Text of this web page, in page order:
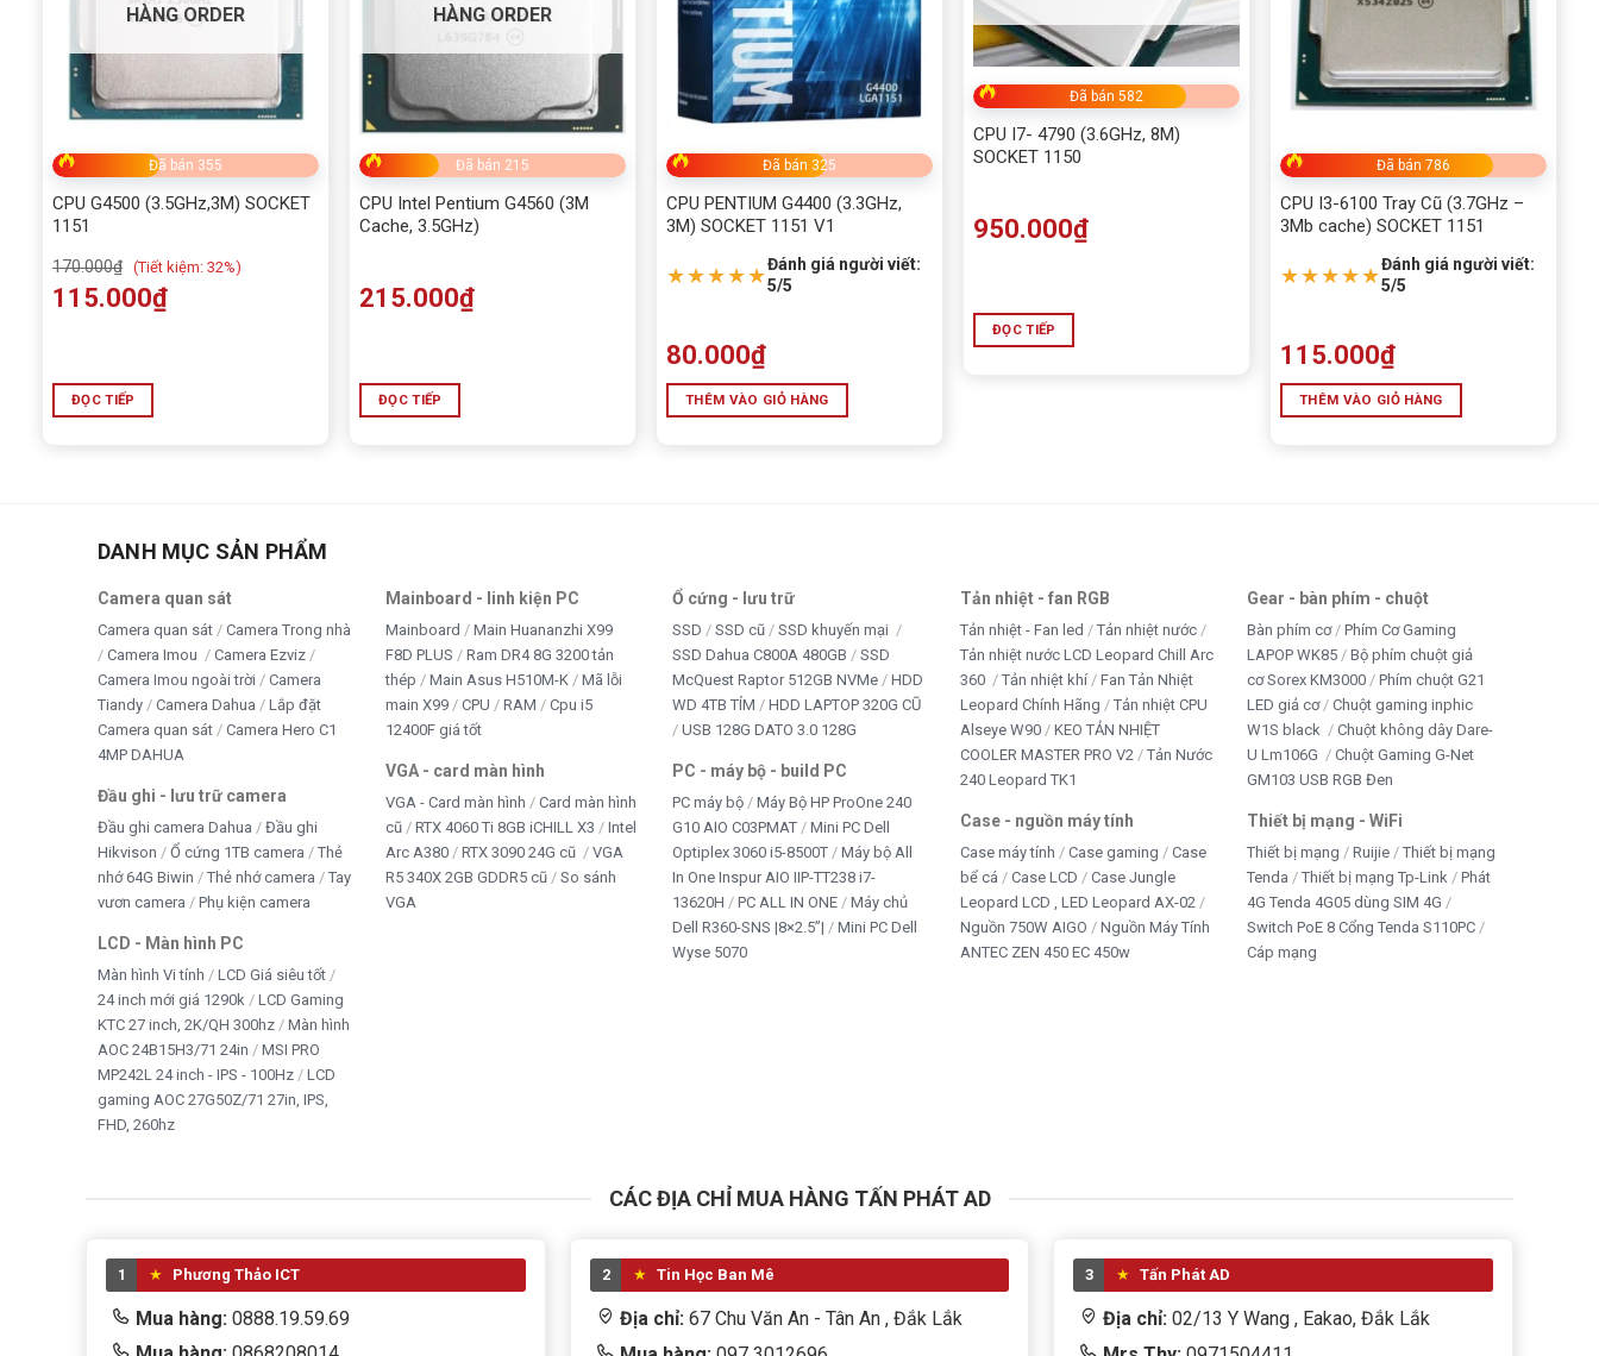
HÀNG ORDER
Đã bán 355
CPU G4500 (3.5GHz,3M) SOCKET
1151
170.000₫ (Tiết kiệm: 32%)
115.000₫
ĐỌC TIẾP
HÀNG ORDER
Đã bán 215
CPU Intel Pentium G4560 (3M
Cache, 3.5GHz)
215.000₫
ĐỌC TIẾP
Đã bán 325
CPU PENTIUM G4400 (3.3GHz,
3M) SOCKET 1151 V1
★★★★★Đánh giá người viết:
5/5
80.000₫
THÊM VÀO GIỎ HÀNG
Đã bán 582
CPU I7- 4790 (3.6GHz, 8M)
SOCKET 1150
950.000₫
ĐỌC TIẾP
Đã bán 786
CPU I3-6100 Tray Cũ (3.7GHz –
3Mb cache) SOCKET 1151
★★★★★Đánh giá người viết:
5/5
115.000₫
THÊM VÀO GIỎ HÀNG
DANH MỤC SẢN PHẨM
Camera quan sát
Camera quan sát
Camera Trong nhà
Camera Imou
Camera Ezviz
Camera Imou ngoài trời
Camera
Tiandy
Camera Dahua
Lắp đặt
Camera quan sát
Camera Hero C1
4MP DAHUA
Đầu ghi - lưu trữ camera
Đầu ghi camera Dahua
Đầu ghi
Hikvison
Ổ cứng 1TB camera
Thẻ
nhớ 64G Biwin
Thẻ nhớ camera
Tay
vươn camera
Phụ kiện camera
LCD - Màn hình PC
Màn hình Vi tính
LCD Giá siêu tốt
24 inch mới giá 1290k
LCD Gaming
KTC 27 inch, 2K/QH 300hz
Màn hình
AOC 24B15H3/71 24in
MSI PRO
MP242L 24 inch - IPS - 100Hz
LCD
gaming AOC 27G50Z/71 27in, IPS,
FHD, 260hz
Mainboard - linh kiện PC
Mainboard
Main Huananzhi X99
F8D PLUS
Ram DR4 8G 3200 tản
thép
Main Asus H510M-K
Mã lỗi
main X99
CPU RAM
Cpu i5
12400F giá tốt
VGA - card màn hình
VGA - Card màn hình
Card màn hình
cũ
RTX 4060 Ti 8GB iCHILL X3
Intel
Arc A380
RTX 3090 24G cũ
VGA
R5 340X 2GB GDDR5 cũ
So sánh
VGA
Ổ cứng - lưu trữ
SSD SSD cũ
SSD khuyến mại
SSD Dahua C800A 480GB
SSD
McQuest Raptor 512GB NVMe
HDD
WD 4TB TÍM
HDD LAPTOP 320G CŨ
USB 128G DATO 3.0 128G
PC - máy bộ - build PC
PC máy bộ
Máy Bộ HP ProOne 240
G10 AIO C03PMAT
Mini PC Dell
Optiplex 3060 i5-8500T
Máy bộ All
In One Inspur AIO IIP-TT238 i7-
13620H
PC ALL IN ONE
Máy chủ
Dell R360-SNS |8×2.5”|
Mini PC Dell
Wyse 5070
Tản nhiệt - fan RGB
Tản nhiệt - Fan led
Tản nhiệt nước
Tản nhiệt nước LCD Leopard Chill Arc
360
Tản nhiệt khí
Fan Tản Nhiệt
Leopard Chính Hãng
Tản nhiệt CPU
Alseye W90
KEO TẢN NHIỆT
COOLER MASTER PRO V2
Tản Nước
240 Leopard TK1
Case - nguồn máy tính
Case máy tính Case gaming
Case
bể cá
Case LCD
Case Jungle
Leopard LCD , LED Leopard AX-02
Nguồn 750W AIGO
Nguồn Máy Tính
ANTEC ZEN 450 EC 450w
Gear - bàn phím - chuột
Bàn phím cơ
Phím Cơ Gaming
LAPOP WK85
Bộ phím chuột giả
cơ Sorex KM3000
Phím chuột G21
LED giả cơ
Chuột gaming inphic
W1S black
Chuột không dây Dare-
U Lm106G
Chuột Gaming G-Net
GM103 USB RGB Đen
Thiết bị mạng - WiFi
Thiết bị mạng Ruijie
Thiết bị mạng
Tenda
Thiết bị mạng Tp-Link
Phát
4G Tenda 4G05 dùng SIM 4G
Switch PoE 8 Cổng Tenda S110PC
Cáp mạng
CÁC ĐỊA CHỈ MUA HÀNG TẤN PHÁT AD
1 Phương Thảo ICT
Mua hàng: 0888.19.59.69
2 Tin Học Ban Mê
Địa chỉ: 67 Chu Văn An - Tân An , Đắk Lắk
3 Tấn Phát AD
Địa chỉ:02/13 Y Wang , Eakao, Đắk Lắk